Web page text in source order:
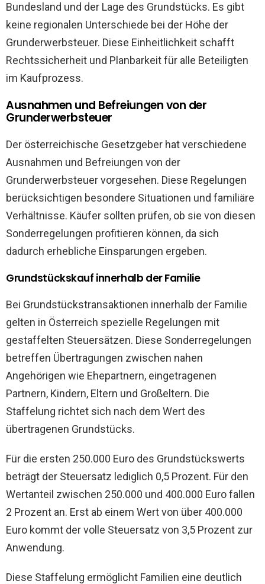
Bundesland und der Lage des Grundstücks. Es gibt
keine regionalen Unterschiede bei der Höhe der
Grunderwerbsteuer. Diese Einheitlichkeit schafft
Rechtssicherheit und Planbarkeit für alle Beteiligten
im Kaufprozess.
Ausnahmen und Befreiungen von der
Grunderwerbsteuer
Der österreichische Gesetzgeber hat verschiedene
Ausnahmen und Befreiungen von der
Grunderwerbsteuer vorgesehen. Diese Regelungen
berücksichtigen besondere Situationen und familiäre
Verhältnisse. Käufer sollten prüfen, ob sie von diesen
Sonderregelungen profitieren können, da sich
dadurch erhebliche Einsparungen ergeben.
Grundstückskauf innerhalb der Familie
Bei Grundstückstransaktionen innerhalb der Familie
gelten in Österreich spezielle Regelungen mit
gestaffelten Steuersätzen. Diese Sonderregelungen
betreffen Übertragungen zwischen nahen
Angehörigen wie Ehepartnern, eingetragenen
Partnern, Kindern, Eltern und Großeltern. Die
Staffelung richtet sich nach dem Wert des
übertragenen Grundstücks.
Für die ersten 250.000 Euro des Grundstückswerts
beträgt der Steuersatz lediglich 0,5 Prozent. Für den
Wertanteil zwischen 250.000 und 400.000 Euro fallen
2 Prozent an. Erst ab einem Wert von über 400.000
Euro kommt der volle Steuersatz von 3,5 Prozent zur
Anwendung.
Diese Staffelung ermöglicht Familien eine deutlich